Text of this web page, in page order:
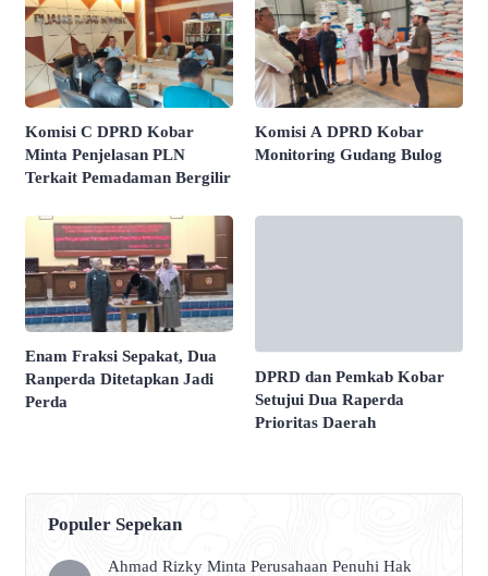
Komisi C DPRD Kobar
Minta Penjelasan PLN
Terkait Pemadaman Bergilir
Komisi A DPRD Kobar
Monitoring Gudang Bulog
Enam Fraksi Sepakat, Dua
Ranperda Ditetapkan Jadi
Perda
DPRD dan Pemkab Kobar
Setujui Dua Raperda
Prioritas Daerah
Populer Sepekan
Ahmad Rizky Minta Perusahaan Penuhi Hak